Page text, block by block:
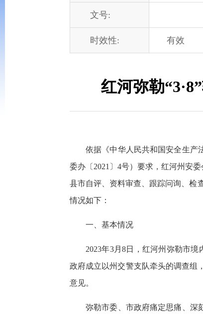
文号:
时效性: 有效
红河弥勒
依据《中华人民共和国安全生产
委办〔2021〕4号）要求，红河州安
县市自评、资料审查、跟踪问询、检
情况如下：
一、基本情况
2023年3月8日，红河州弥勒市
政府成立以州交警支队牵头的调查组
意见。
弥勒市委、市政府痛定思痛、深